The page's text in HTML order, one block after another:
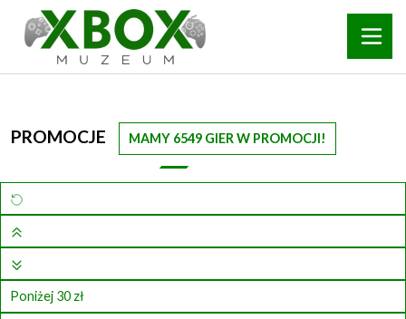
PROMOCJE MAMY 6549 GIER W PROMOCJI!
Poniżej 30 zł